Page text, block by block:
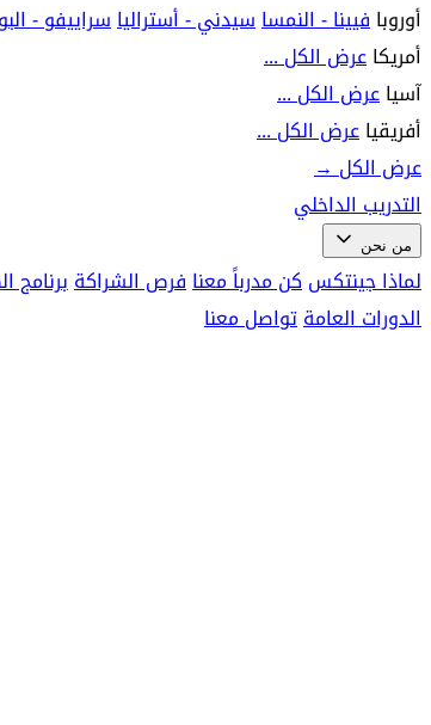
أوروبافيينا - النمساسيدني - أسترالياسراييفو -
أمريكاعرض الكل ...
آسياعرض الكل ...
أفريقياعرض الكل ...
عرض الكل→
التدريب الداخلي
من نحن
لماذا جينتكسكن مدرباً معنافرص الشراكة
الدورات العامةتواصل معنا